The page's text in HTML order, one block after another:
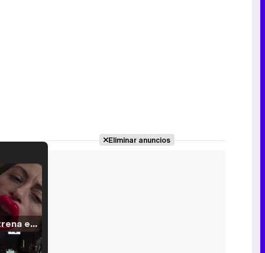
Filmin estrena el tráiler de 'Millennial Mal', su nueva comedia universitaria de la mano de Lorena Iglesias
Eliminar anuncios